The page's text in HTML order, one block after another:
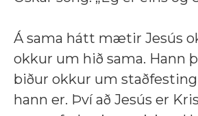
Á sama hátt mætir Jesús
okkur um hið sama. Hann
biður okkur um
hann er. Því að Jesús er